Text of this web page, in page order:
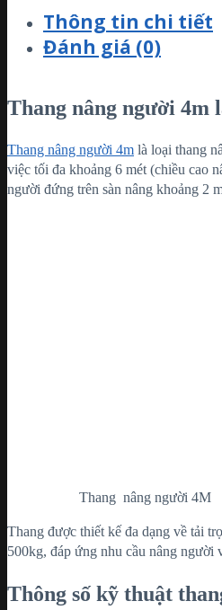
Thông tin chi tiết
Đánh giá (0)
Thang nâng người 4m
Thang nâng người 4m là loại thang
việc tối đa khoảng 6 mét (chiều cao
người đứng trên sàn nâng khoảng 2
Thang nâng người 4M
Thang được thiết kế đa dạng về tải
500kg, đáp ứng nhu cầu nâng người
Thông số kỹ thuật